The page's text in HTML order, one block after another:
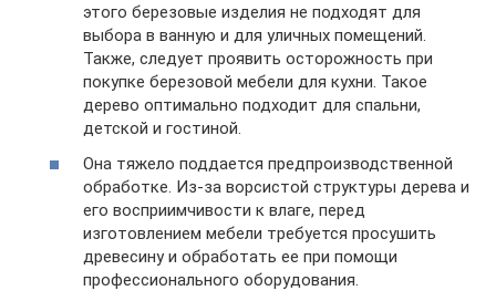
этого березовые изделия не подходят для
выбора в ванную и для уличных помещений.
Также, следует проявить осторожность при
покупке березовой мебели для кухни. Такое
дерево оптимально подходит для спальни,
детской и гостиной.
Она тяжело поддается предпроизводственной
обработке. Из-за ворсистой структуры дерева и
его восприимчивости к влаге, перед
изготовлением мебели требуется просушить
древесину и обработать ее при помощи
профессионального оборудования.